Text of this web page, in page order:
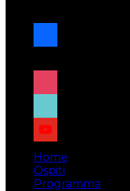
facebook
x
instagram
tiktok
youtube
Home
Ospiti
Programma